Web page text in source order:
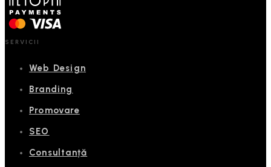
SERVICII
Web Design
Branding
Promovare
SEO
Consultanță